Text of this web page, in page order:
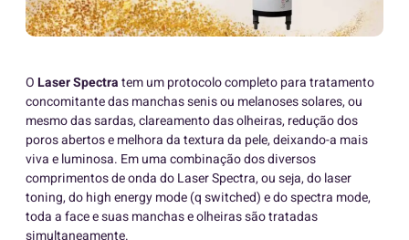
OLaser Spectratem um protocolo completo para tratamento
concomitante das manchas senis ou melanoses solares, ou
mesmo das sardas, clareamento das olheiras, redução dos
poros abertos e melhora da textura da pele, deixando-a mais
viva e luminosa. Em uma combinação dos diversos
comprimentos de onda do Laser Spectra, ou seja, do laser
toning, do high energy mode (q switched) e do spectra mode,
toda a face e suas manchas e olheiras são tratadas
simultaneamente.